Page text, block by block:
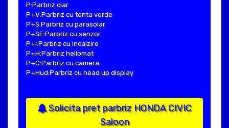
P:Parbriz clar
P+V:Parbriz cu tenta verde
P+S:Parbriz cu parasolar
P+SE:Parbriz cu senzor
P+I:Parbriz cu incalzire
P+H:Parbriz heliomat
P+C:Parbriz cu camera
P+Hud:Parbriz cu head up display
Solicita pret parbriz HONDA CIVIC
Saloon